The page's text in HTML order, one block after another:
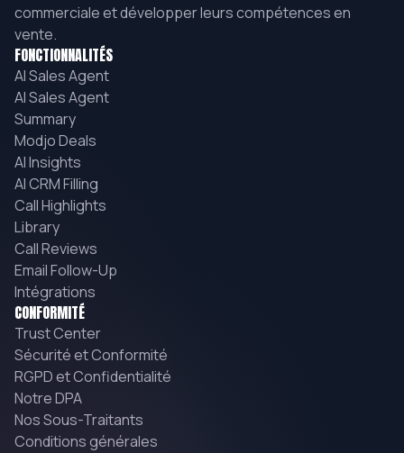
workflows et outils internes.
commerciale et développer leurs compétences en
vente.
FONCTIONNALITÉS
AI Sales Agent
AI Sales Agent
Summary
Modjo Deals
AI Insights
AI CRM Filling
Call Highlights
Library
Call Reviews
Email Follow-Up
Intégrations
CONFORMITÉ
Trust Center
Sécurité et Conformité
RGPD et Confidentialité
Notre DPA
Nos Sous-Traitants
Conditions générales